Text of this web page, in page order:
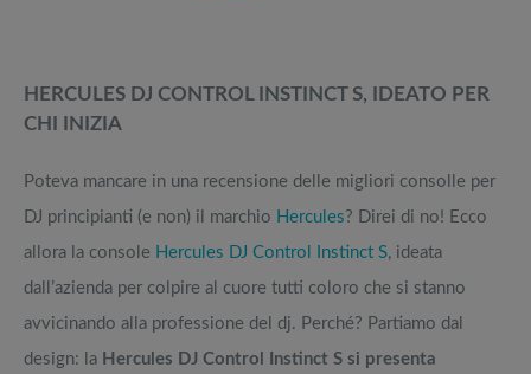
HERCULES DJ CONTROL INSTINCT S, IDEATO PER
CHI INIZIA
Poteva mancare in una recensione delle migliori consolle per
DJ principianti (e non) il marchio Hercules? Direi di no! Ecco
allora la console Hercules DJ Control Instinct S, ideata
dall’azienda per colpire al cuore tutti coloro che si stanno
avvicinando alla professione del dj. Perché? Partiamo dal
design: la Hercules DJ Control Instinct S si presenta